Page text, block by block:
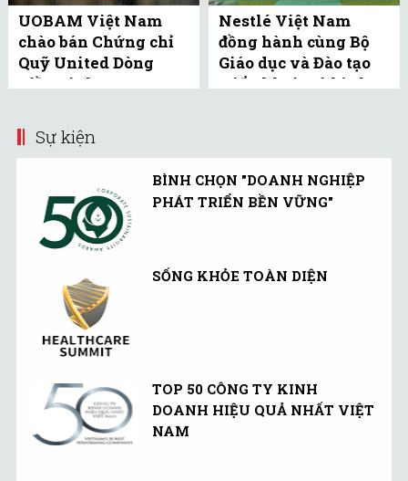
UOBAM Việt Nam
chào bán Chứng chỉ
Quỹ United Dòng
Tiền Linh Hoạt
Nestlé Việt Nam
đồng hành cùng Bộ
Giáo dục và Đào tạo
triển khai mô hình
Sự kiện
BÌNH CHỌN "DOANH NGHIỆP
PHÁT TRIỂN BỀN VỮNG"
SỐNG KHỎE TOÀN DIỆN
TOP 50 CÔNG TY KINH
DOANH HIỆU QUẢ NHẤT VIỆT
NAM